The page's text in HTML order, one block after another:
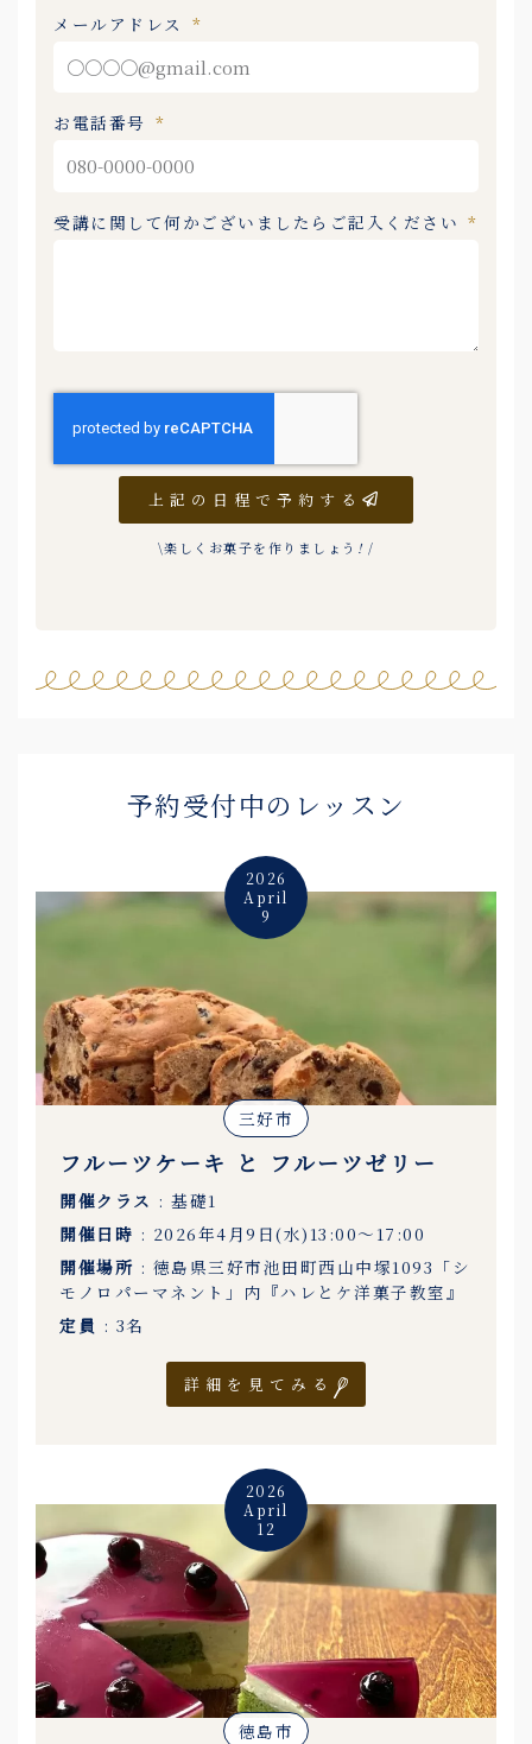
メールアドレス
お電話番号
受講に関して何かございましたらご記入ください
上記の日程で予約する
\楽しくお菓子を作りましょう !/
予約受付中のレッスン
2026
April
9
三好市
フルーツケーキ と フルーツゼリー
開催クラス : 基礎1
開催日時 : 2026年4月9日(水)13:00〜17:00
開催場所 : 徳島県三好市池田町西山中塚1093「シ
モノロパーマネント」内『ハレとケ洋菓子教室』
定員 : 3名
詳細を見てみる
2026
April
12
徳島市